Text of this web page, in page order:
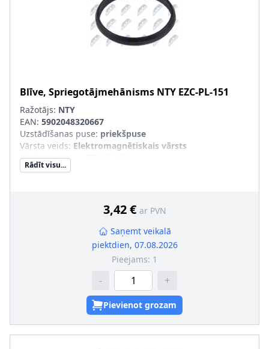
Blīve, Spriegotājmehānisms NTY EZC-PL-151
Ražotājs: NTY
EAN: 5902048320667
Uzstādīšanas puse: priekšpuse
Vārsta veids: Elektromagnētiskais vārsts
Sērijas numurs
Rādīt visu...
3,42 € ar PVN
Saņemt veikalā
piektdien, 07.08.2026
Pieejams: 1
- +
Pievienot grozam